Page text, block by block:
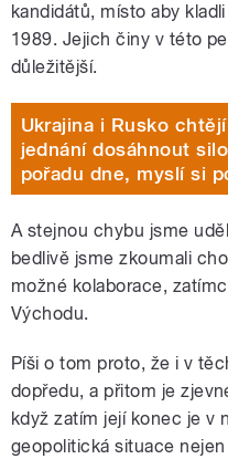
kandidátů, místo aby
1989. Jejich činy v této
důležitější.
Ukrajina i Rusko
jednání dosáhnout
pořadu dne, myslí si
A stejnou chybu jsme
bedlivě jsme zkoumali
možné kolaborace,
Východu.
Píši o tom proto, že i v
dopředu, a přitom je
když zatím její konec je v
geopolitická situace